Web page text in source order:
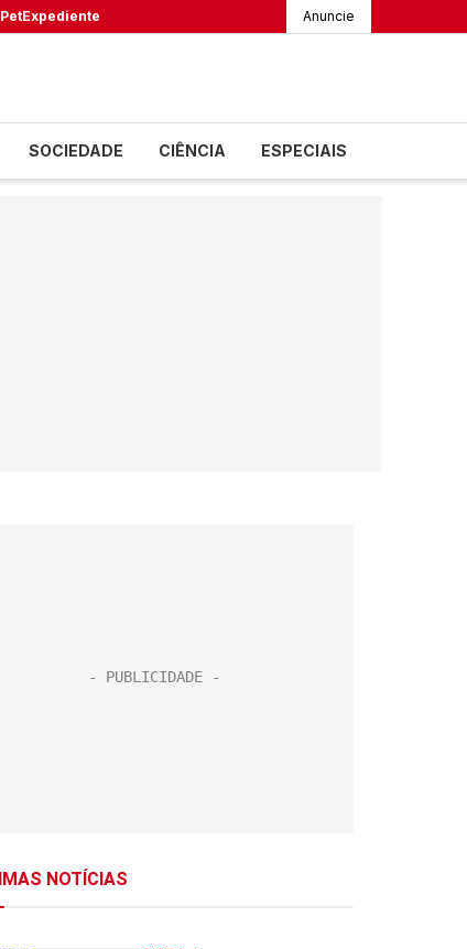
PetExpediente Anuncie
SOCIEDADE CIÊNCIA ESPECIAIS